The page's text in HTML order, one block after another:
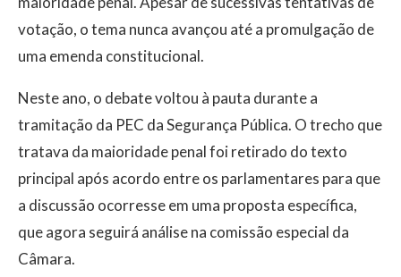
votação, o tema nunca avançou até a promulgação de
uma emenda constitucional.
Neste ano, o debate voltou à pauta durante a
tramitação da PEC da Segurança Pública. O trecho que
tratava da maioridade penal foi retirado do texto
principal após acordo entre os parlamentares para que
a discussão ocorresse em uma proposta específica,
que agora seguirá análise na comissão especial da
Câmara.